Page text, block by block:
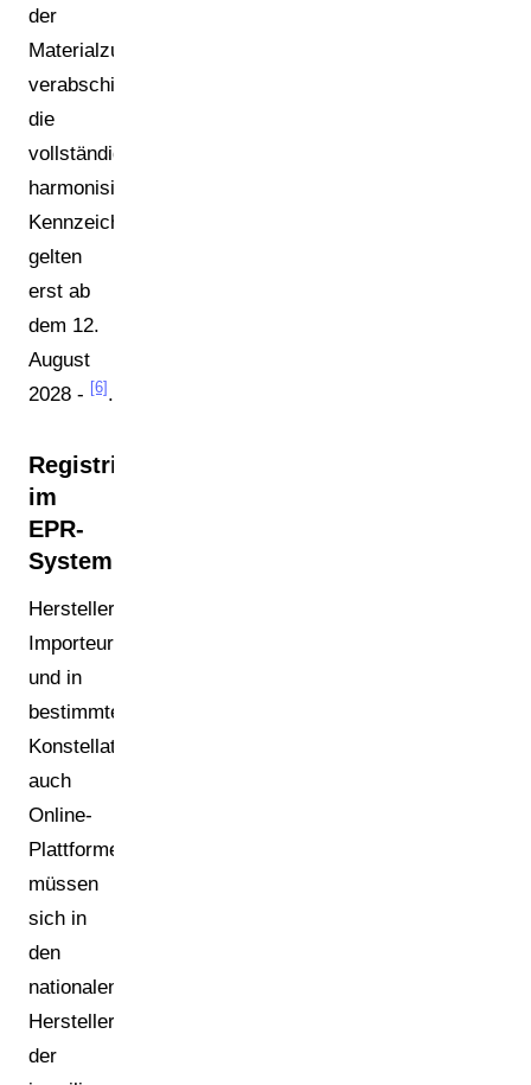
der
Materialzusammensetzung
verabschieden;
die
vollständigen
harmonisierten
Kennzeichnungspflichten
gelten
erst ab
dem 12.
August
2028 - [6] .
Registrierungspflichten
im
EPR-
System
Hersteller,
Importeure
und in
bestimmten
Konstellationen
auch
Online-
Plattformen
müssen
sich in
den
nationalen
Herstellerregistern
der